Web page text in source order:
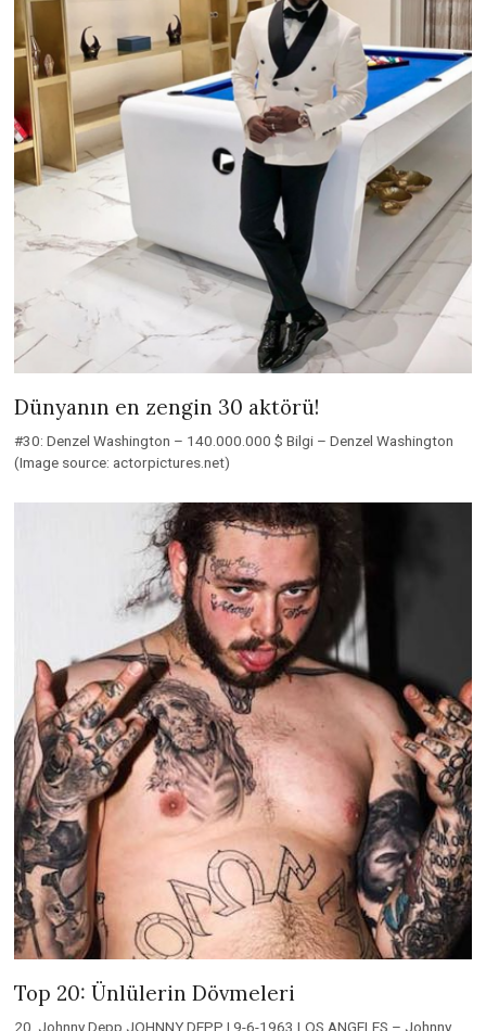
Dünyanın en zengin 30 aktörü!
#30: Denzel Washington – 140.000.000 $ Bilgi – Denzel Washington
(Image source: actorpictures.net)
Top 20: Ünlülerin Dövmeleri
20. Johnny Depp JOHNNY DEPP | 9-6-1963 LOS ANGELES – Johnny